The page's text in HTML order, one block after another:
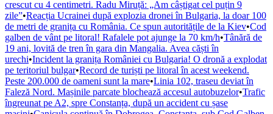
crescut cu 4 centimetri. Radu Miruță: „Am câștigat cel puțin 9
zile”•Reacția Ucrainei după explozia dronei în Bulgaria, la doar 100
de metri de granița cu România. Ce spun autoritățile de la Kiev•Cod
galben de vânt pe litoral! Rafalele pot ajunge la 70 km/h•Tânără de
19 ani, lovită de tren în gara din Mangalia. Avea căști în
urechi•Incident la granița României cu Bulgaria! O dronă a explodat
pe teritoriul bulgar•Record de turiști pe litoral în acest weekend.
Peste 200.000 de oameni sunt la mare•Linia 102, traseu deviat în
Faleză Nord. Mașinile parcate blochează accesul autobuzelor•Trafic
îngreunat pe A2, spre Constanța, după un accident cu șase